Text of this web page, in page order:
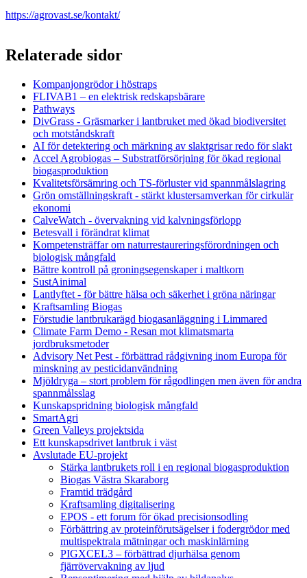
https://agrovast.se/kontakt/
Relaterade sidor
Kompanjongrödor i höstraps
FLIVAB1 – en elektrisk redskapsbärare
Pathways
DivGrass - Gräsmarker i lantbruket med ökad biodiversitet
och motståndskraft
AI för detektering och märkning av slaktgrisar redo för slakt
Accel Agrobiogas – Substratförsörjning för ökad regional
biogasproduktion
Kvalitetsförsämring och TS-förluster vid spannmålslagring
Grön omställningskraft - stärkt klustersamverkan för cirkulär
ekonomi
CalveWatch - övervakning vid kalvningsförlopp
Betesvall i förändrat klimat
Kompetensträffar om naturrestaureringsförordningen och
biologisk mångfald
Bättre kontroll på groningsegenskaper i maltkorn
SustAinimal
Lantlyftet - för bättre hälsa och säkerhet i gröna näringar
Kraftsamling Biogas
Förstudie lantbrukarägd biogasanläggning i Limmared
Climate Farm Demo - Resan mot klimatsmarta
jordbruksmetoder
Advisory Net Pest - förbättrad rådgivning inom Europa för
minskning av pesticidanvändning
Mjöldryga – stort problem för rågodlingen men även för andra
spannmålsslag
Kunskapspridning biologisk mångfald
SmartAgri
Green Valleys projektsida
Ett kunskapsdrivet lantbruk i väst
Avslutade EU-projekt
Stärka lantbrukets roll i en regional biogasproduktion
Biogas Västra Skaraborg
Framtid trädgård
Kraftsamling digitalisering
EPOS - ett forum för ökad precisionsodling
Förbättring av proteinförutsägelser i fodergrödor med
multispektrala mätningar och maskinlärning
PIGXCEL3 – förbättrad djurhälsa genom
fjärrövervakning av ljud